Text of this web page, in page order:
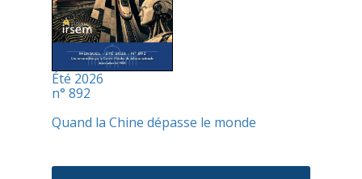
Été 2026
n° 892
Quand la Chine dépasse le monde